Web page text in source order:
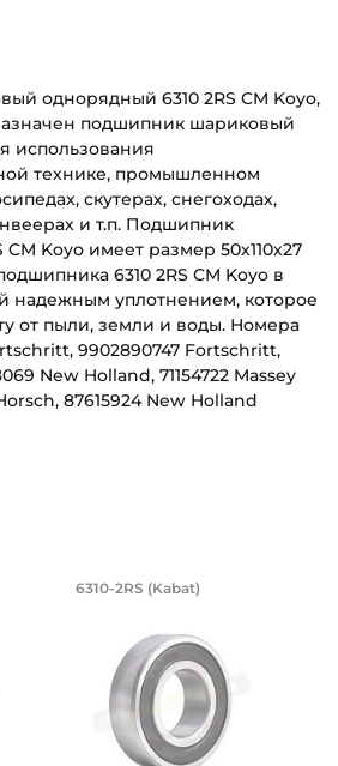
однорядный 6310 2RS CM Koyo,
подшипник шариковый
использования
технике, промышленном
скутерах, снегоходах,
и т.п. Подшипник
Koyo имеет размер 50х110х27
6310 2RS CM Koyo в
надежным уплотнением, которое
от пыли, земли и воды. Номера
9902890747 Fortschritt,
New Holland, 71154722 Massey
87615924 New Holland
кольца (B):
(С):
на вал:
мм,
Подшипник
6310-2RS (Kabat)